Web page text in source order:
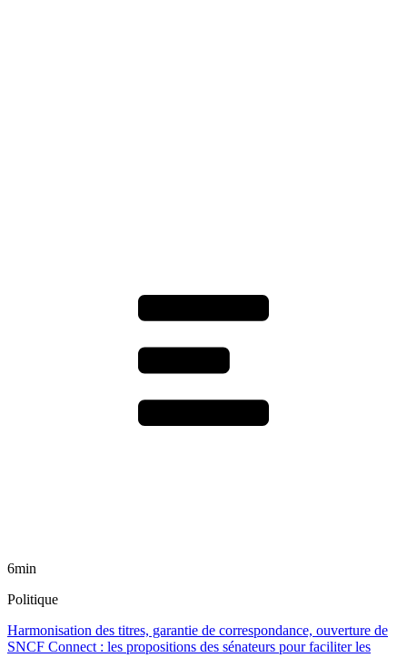
6min
Politique
Harmonisation des titres, garantie de correspondance, ouverture de
SNCF Connect : les propositions des sénateurs pour faciliter les